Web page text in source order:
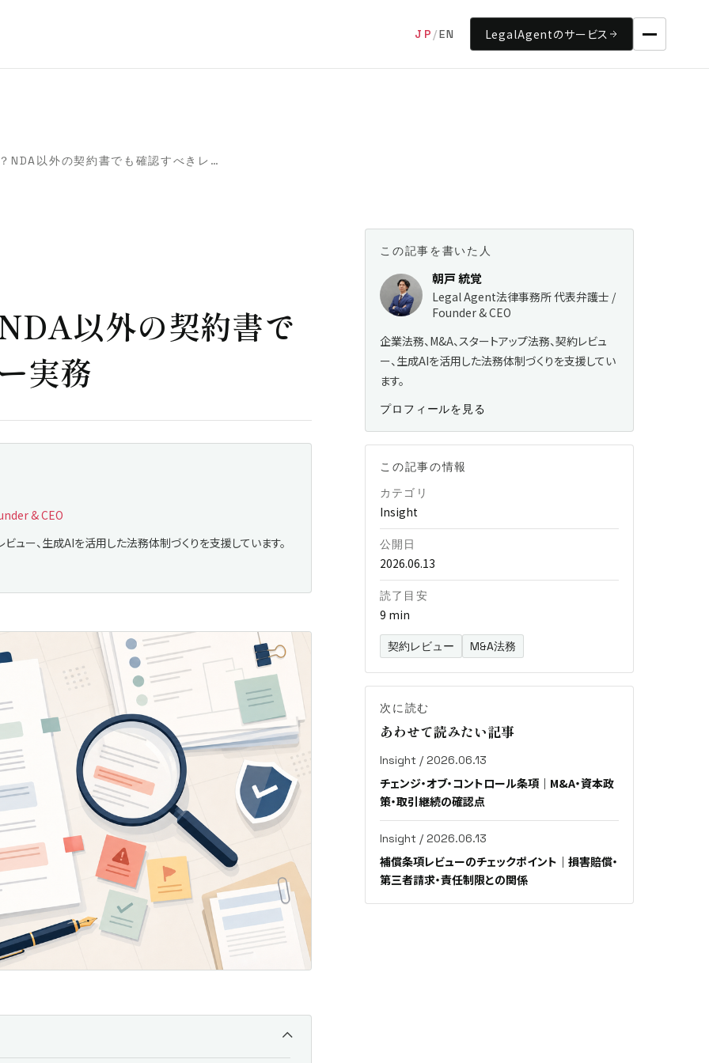
JP /EN LegalAgentのサービス
秘密保持条項とは？NDA以外の契約書でも確認すべきレビュー実務
以外の契約書で
実務
& CEO
ビュー、生成AIを活用した法務体制づくりを支援しています。
この記事を書いた人
朝戸 統覚
Legal Agent法律事務所 代表弁護士 /
Founder & CEO
企業法務、M&A、スタートアップ法務、契約レビュ
ー、生成AIを活用した法務体制づくりを支援してい
ます。
プロフィールを見る
この記事の情報
カテゴリ
Insight
公開日
2026.06.13
読了目安
9 min
契約レビュー M&A法務
次に読む
あわせて読みたい記事
Insight / 2026.06.13
チェンジ・オブ・コントロール条項｜M&A・資本政
策・取引継続の確認点
Insight / 2026.06.13
補償条項レビューのチェックポイント｜損害賠償・
第三者請求・責任制限との関係